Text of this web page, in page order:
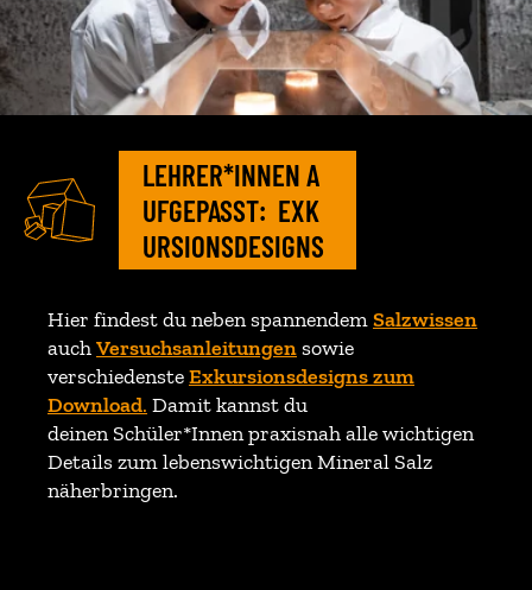
LEHRER*INNEN A
UFGEPASST: EXK
URSIONSDESIGNS
Hier findest du neben spannendemSalzwissen
auchVersuchsanleitungensowie
verschiedensteExkursionsdesigns zum
Download. Damit kannst du
deinen Schüler*Innen praxisnah alle wichtigen
Details zum lebenswichtigen Mineral Salz
näherbringen.